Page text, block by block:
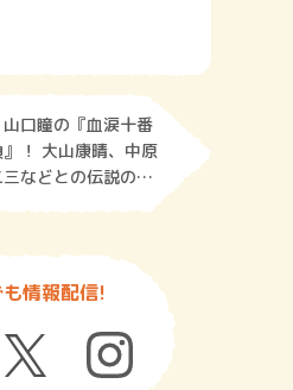
口瞳の『血涙十番
！ 大山康晴、中原
などとの伝説の真
も情報配信!